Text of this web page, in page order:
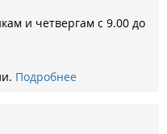
16мм
и четвергам с 9.00 до
Подробнее